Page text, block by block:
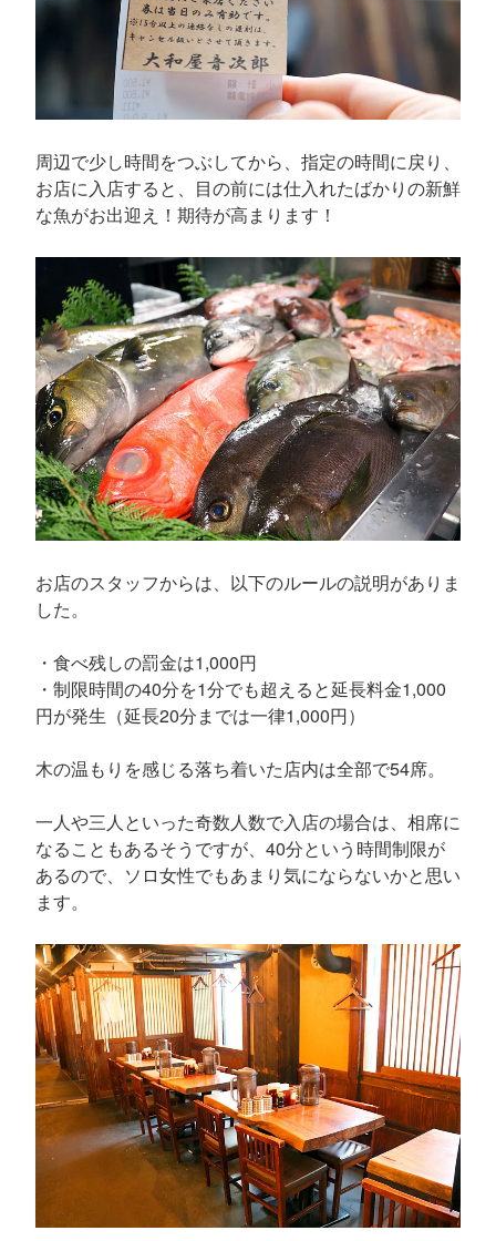
周辺で少し時間をつぶしてから、指定の時間に戻り、
お店に入店すると、目の前には仕入れたばかりの新鮮
な魚がお出迎え！期待が高まります！
お店のスタッフからは、以下のルールの説明がありま
した。
・食べ残しの罰金は1,000円
・制限時間の40分を1分でも超えると延長料金1,000
円が発生（延長20分までは一律1,000円）
木の温もりを感じる落ち着いた店内は全部で54席。
一人や三人といった奇数人数で入店の場合は、相席に
なることもあるそうですが、40分という時間制限が
あるので、ソロ女性でもあまり気にならないかと思い
ます。